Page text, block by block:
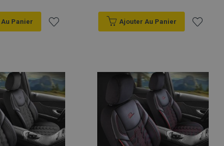
Panier
liste
d'achats
Ajouter Au Panier
liste
d'achats